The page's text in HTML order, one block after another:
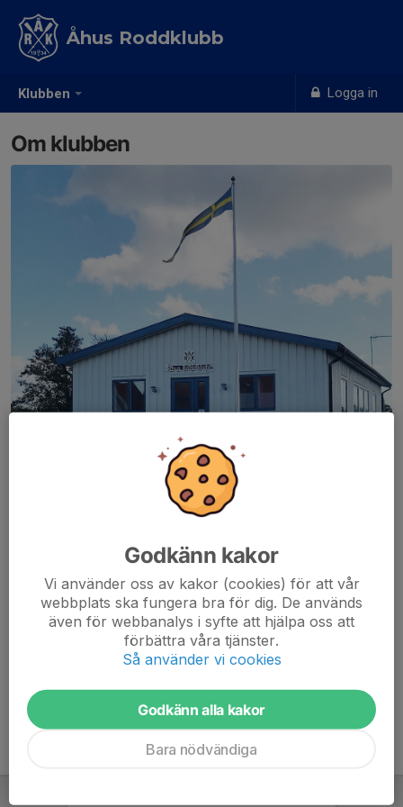
Klubben Logga in
Åhus Roddklubb
Om klubben
På de här sidorna hittar du information om klubben och vår
verksamhet. Vill du veta mer så kontakta oss gärna. Du hittar
Godkänn kakor
Vi använder oss av kakor (cookies) för att vår
webbplats ska fungera bra för dig. De används
även för webbanalys i syfte att hjälpa oss att
förbättra våra tjänster.
Så använder vi cookies
Godkänn alla kakor
Bara nödvändiga